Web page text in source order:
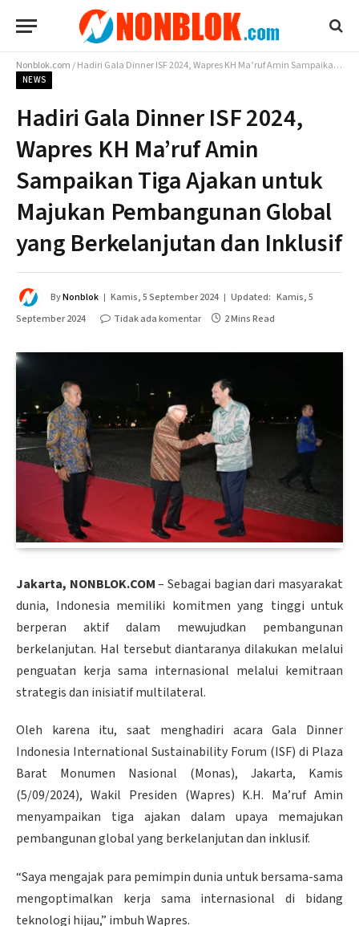
Nonblok.com/Hadiri Gala Dinner ISF 2024, Wapres KH Ma’ruf Amin Sampaikan Tiga Ajakan untuk Majukan Pembangunan Global yang Berkelanjutan dan Inklusif
NEWS
Hadiri Gala Dinner ISF 2024,
Wapres KH Ma’ruf Amin
Sampaikan Tiga Ajakan untuk
Majukan Pembangunan Global
yang Berkelanjutan dan Inklusif
ByNonblok Kamis, 5 September 2024 Updated: Kamis, 5
September 2024
Tidak ada komentar 2 Mins Read
Jakarta, NONBLOK.COM– Sebagai bagian dari masyarakat
dunia, Indonesia memiliki komitmen yang tinggi untuk
berperan aktif dalam mewujudkan pembangunan
berkelanjutan. Hal tersebut diantaranya dilakukan melalui
penguatan kerja sama internasional melalui kemitraan
strategis dan inisiatif multilateral.
Oleh karena itu, saat menghadiri acara Gala Dinner
Indonesia International Sustainability Forum (ISF) di Plaza
Barat Monumen Nasional (Monas), Jakarta, Kamis
(5/09/2024), Wakil Presiden (Wapres) K.H. Ma’ruf Amin
menyampaikan tiga ajakan dalam upaya memajukan
pembangunan global yang berkelanjutan dan inklusif.
“Saya mengajak para pemimpin dunia untuk bersama-sama
mengoptimalkan kerja sama internasional di bidang
teknologi hijau,” imbuh Wapres.